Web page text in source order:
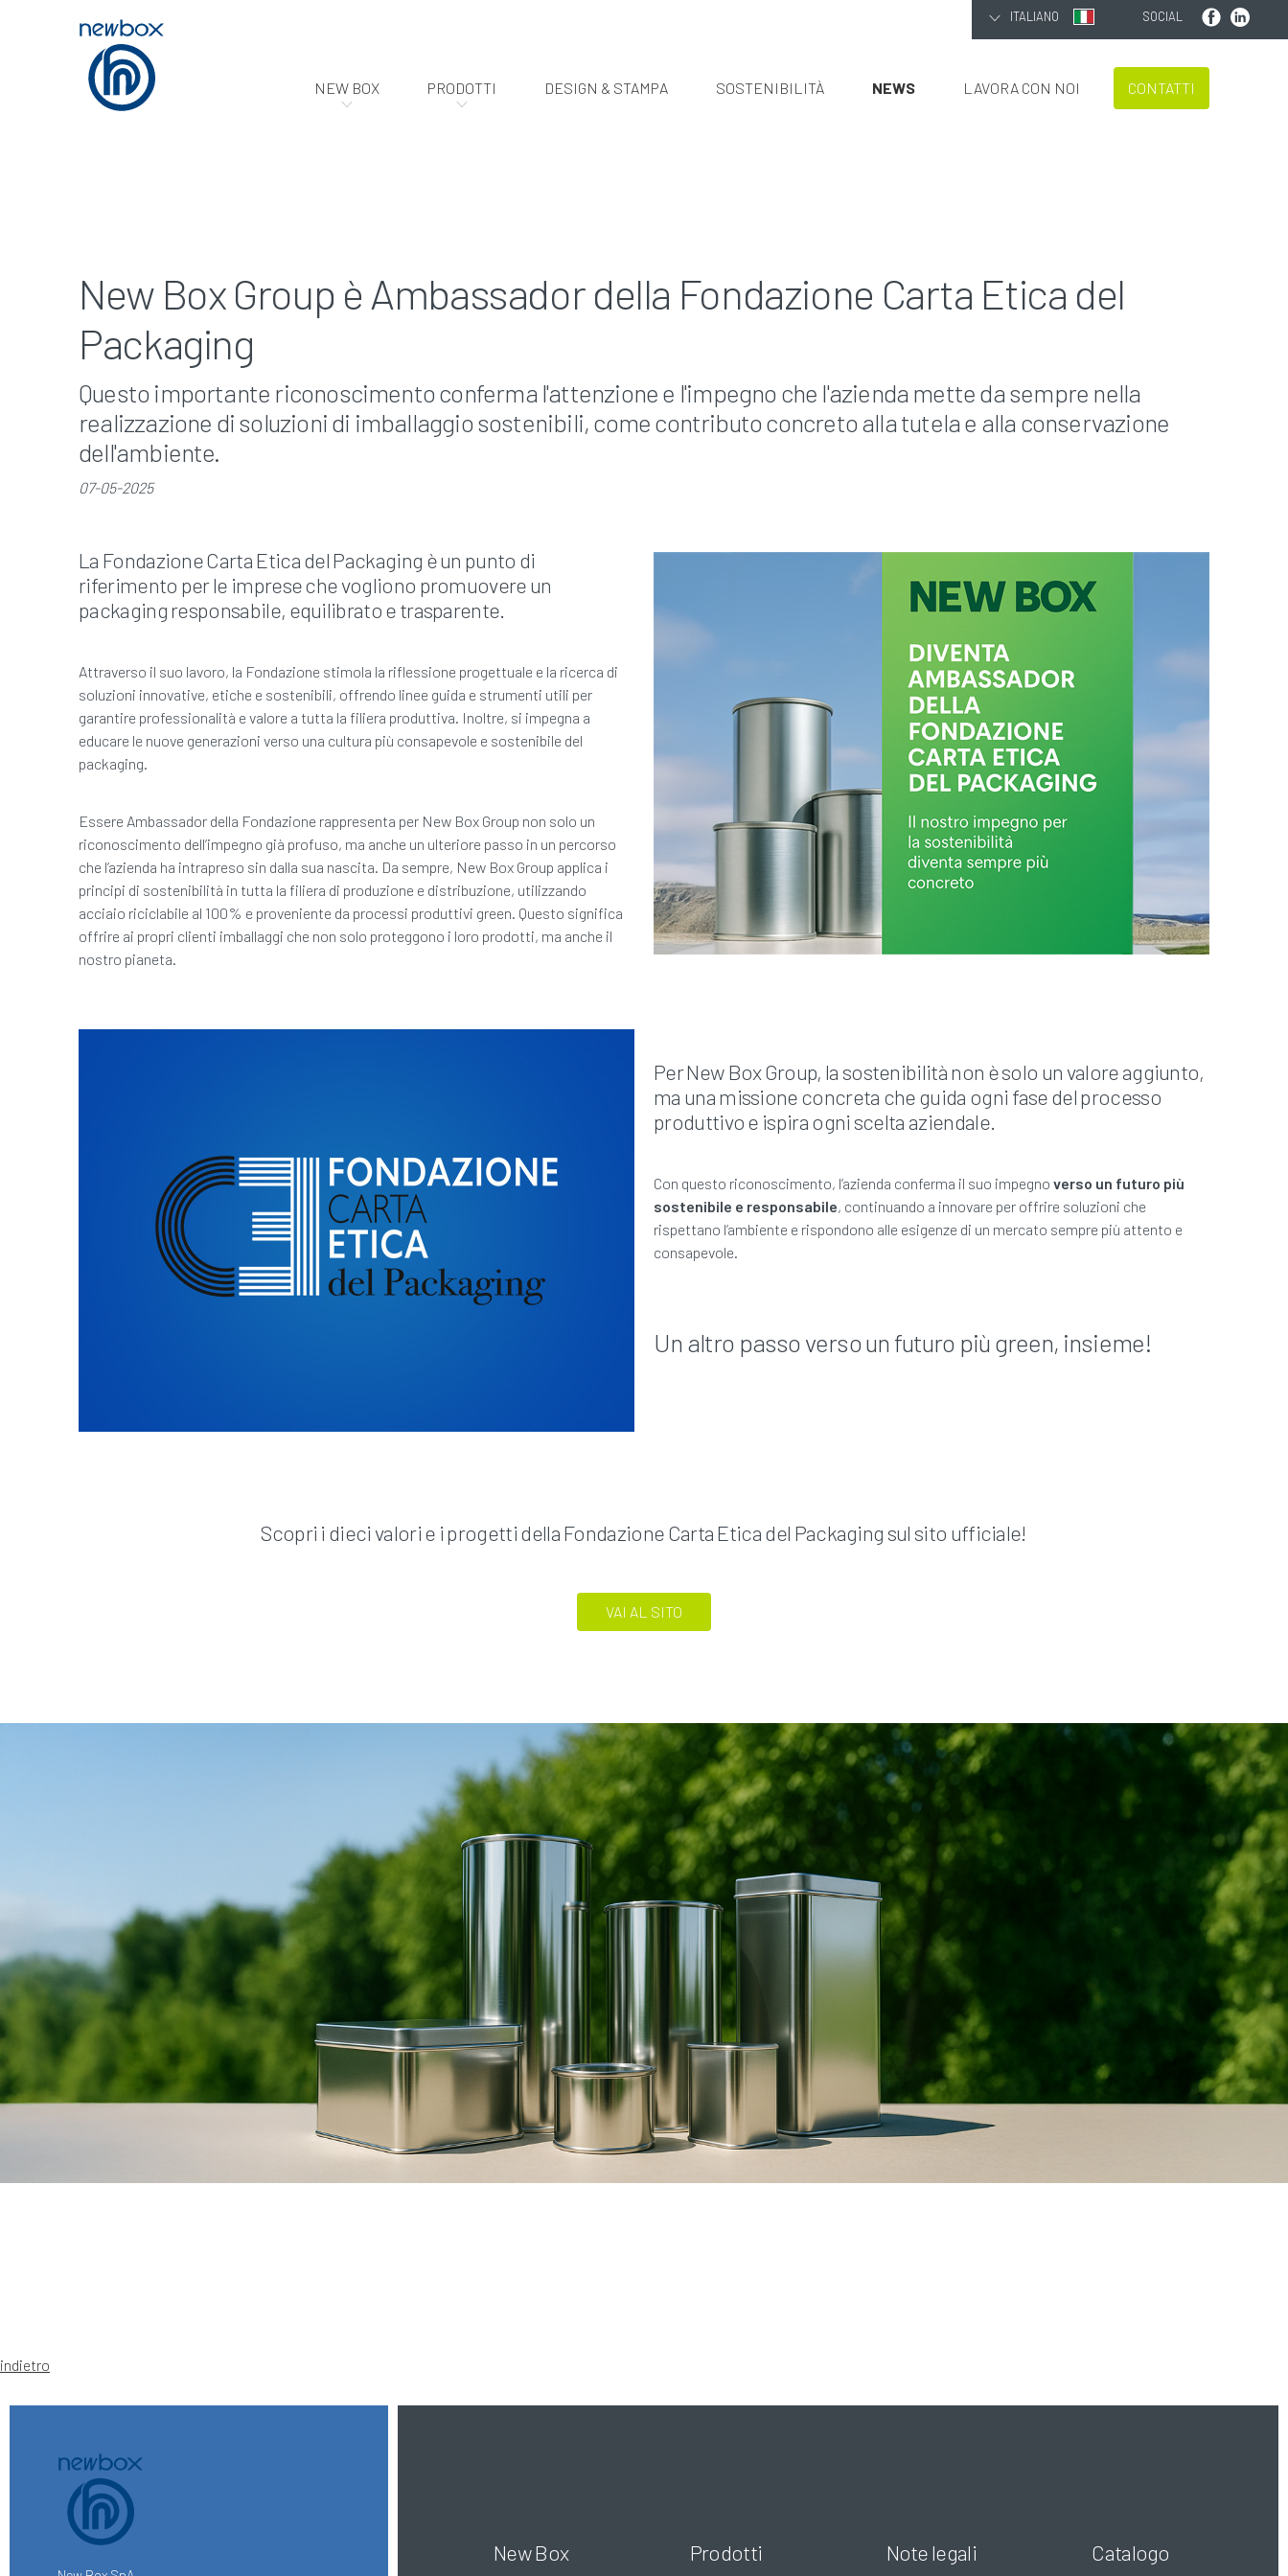
ITALIANO SOCIAL
NEW BOX PRODOTTI DESIGN & STAMPA SOSTENIBILITÀ NEWS LAVORA CON NOI CONTATTI
New Box Group è Ambassador della Fondazione Carta Etica del
Packaging
Questo importante riconoscimento conferma l'attenzione e l'impegno che l'azienda mette da sempre nella
realizzazione di soluzioni di imballaggio sostenibili, come contributo concreto alla tutela e alla conservazione
dell'ambiente.
07-05-2025
La Fondazione Carta Etica del Packaging è un punto di
riferimento per le imprese che vogliono promuovere un
packaging responsabile, equilibrato e trasparente.
Attraverso il suo lavoro, la Fondazione stimola la riflessione progettuale e la ricerca di
soluzioni innovative, etiche e sostenibili, offrendo linee guida e strumenti utili per
garantire professionalità e valore a tutta la filiera produttiva. Inoltre, si impegna a
educare le nuove generazioni verso una cultura più consapevole e sostenibile del
packaging.
Essere Ambassador della Fondazione rappresenta per New Box Group non solo un
riconoscimento dell’impegno già profuso, ma anche un ulteriore passo in un percorso
che l’azienda ha intrapreso sin dalla sua nascita. Da sempre, New Box Group applica i
principi di sostenibilità in tutta la filiera di produzione e distribuzione, utilizzando
acciaio riciclabile al 100% e proveniente da processi produttivi green. Questo significa
offrire ai propri clienti imballaggi che non solo proteggono i loro prodotti, ma anche il
nostro pianeta.
Per New Box Group, la sostenibilità non è solo un valore aggiunto,
ma una missione concreta che guida ogni fase del processo
produttivo e ispira ogni scelta aziendale.
Con questo riconoscimento, l’azienda conferma il suo impegno verso un futuro più
sostenibile e responsabile, continuando a innovare per offrire soluzioni che
rispettano l’ambiente e rispondono alle esigenze di un mercato sempre più attento e
consapevole.
Un altro passo verso un futuro più green, insieme!
Scopri i dieci valori e i progetti della Fondazione Carta Etica del Packaging sul sito ufficiale!
VAI AL SITO
indietro
New Box Prodotti Note legali Catalogo